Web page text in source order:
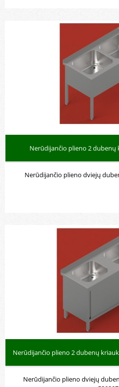
Nerūdijančio plieno 2 dubenų
Nerūdijančio plieno dviejų
Nerūdijančio plieno 2 dubenų
Nerūdijančio plieno dviejų